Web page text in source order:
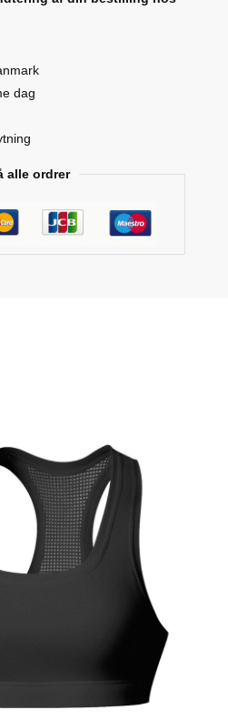
dag
alle ordrer